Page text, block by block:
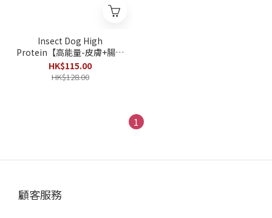
Insect Dog High
Protein【高能量-皮膚+腸胃
防敏感】 蟲蟲蛋白+三文魚
無穀物成犬狗糧 900g
HK$115.00
HK$128.00
1
顧客服務